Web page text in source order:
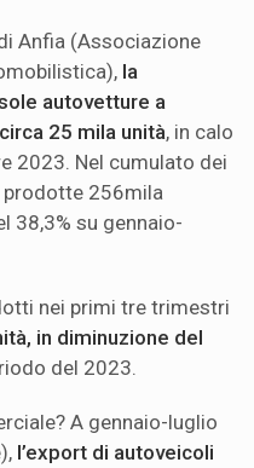
Anfia (Associazione
la
autovetture a
25 mila unità, in calo
2023. Nel cumulato dei
prodotte 256mila
38,3% su gennaio-
nei primi tre trimestri
in diminuzione del
del 2023.
A gennaio-luglio
l’export di autoveicoli